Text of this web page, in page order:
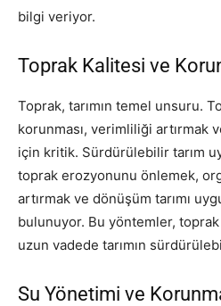
bilgi veriyor.
Toprak Kalitesi ve
Toprak, tarımın temel unsuru.
korunması, verimliliği artırmak
için kritik. Sürdürülebilir tarım
toprak erozyonunu önlemek,
artırmak ve dönüşüm tarımı
bulunuyor. Bu yöntemler,
uzun vadede tarımın
Su Yönetimi ve